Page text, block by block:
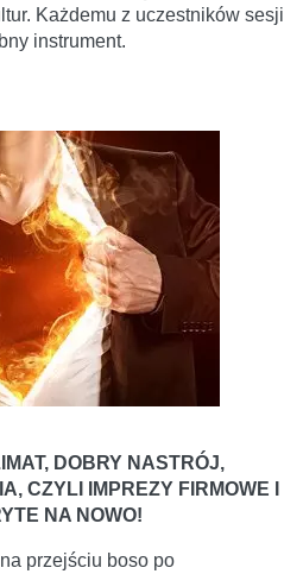
Każdemu z uczestników sesji
instrument.
DOBRY NASTRÓJ,
CZYLI IMPREZY FIRMOWE I
NA NOWO!
przejściu boso po